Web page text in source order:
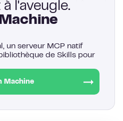
l'aveugle.
un serveur MCP natif
de Skills pour
Machine